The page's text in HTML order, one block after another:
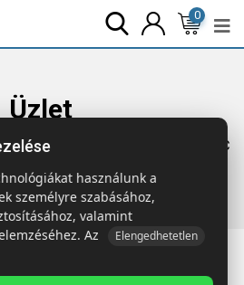
0
Üzlet
& Kiegészítők
POWER52C
powerbank akkumulátor
használunk a
személyre szabásához,
valamint
Az
Elengedhetetlen